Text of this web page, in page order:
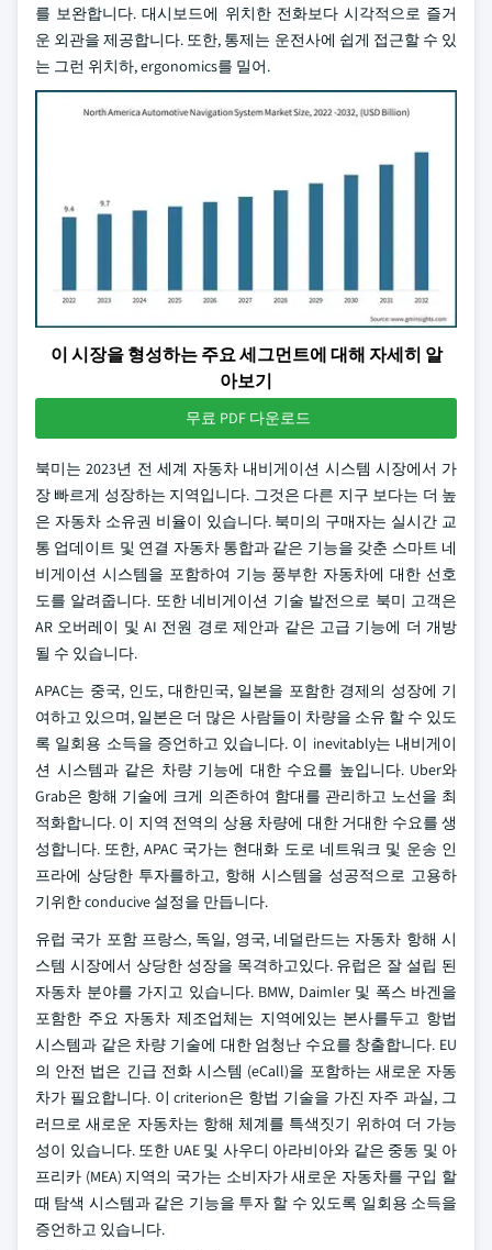
를 보완합니다. 대시보드에 위치한 전화보다 시각적으로 즐거
운 외관을 제공합니다. 또한, 통제는 운전사에 쉽게 접근할 수 있
는 그런 위치하, ergonomics를 밀어.
이 시장을 형성하는 주요 세그먼트에 대해 자세히 알
아보기
무료 PDF 다운로드
북미는 2023년 전 세계 자동차 내비게이션 시스템 시장에서 가
장 빠르게 성장하는 지역입니다. 그것은 다른 지구 보다는 더 높
은 자동차 소유권 비율이 있습니다. 북미의 구매자는 실시간 교
통 업데이트 및 연결 자동차 통합과 같은 기능을 갖춘 스마트 네
비게이션 시스템을 포함하여 기능 풍부한 자동차에 대한 선호
도를 알려줍니다. 또한 네비게이션 기술 발전으로 북미 고객은
AR 오버레이 및 AI 전원 경로 제안과 같은 고급 기능에 더 개방
될 수 있습니다.
APAC는 중국, 인도, 대한민국, 일본을 포함한 경제의 성장에 기
여하고 있으며, 일본은 더 많은 사람들이 차량을 소유 할 수 있도
록 일회용 소득을 증언하고 있습니다. 이 inevitably는 내비게이
션 시스템과 같은 차량 기능에 대한 수요를 높입니다. Uber와
Grab은 항해 기술에 크게 의존하여 함대를 관리하고 노선을 최
적화합니다. 이 지역 전역의 상용 차량에 대한 거대한 수요를 생
성합니다. 또한, APAC 국가는 현대화 도로 네트워크 및 운송 인
프라에 상당한 투자를하고, 항해 시스템을 성공적으로 고용하
기위한 conducive 설정을 만듭니다.
유럽 국가 포함 프랑스, 독일, 영국, 네덜란드는 자동차 항해 시
스템 시장에서 상당한 성장을 목격하고있다. 유럽은 잘 설립 된
자동차 분야를 가지고 있습니다. BMW, Daimler 및 폭스 바겐을
포함한 주요 자동차 제조업체는 지역에있는 본사를두고 항법
시스템과 같은 차량 기술에 대한 엄청난 수요를 창출합니다. EU
의 안전 법은 긴급 전화 시스템 (eCall)을 포함하는 새로운 자동
차가 필요합니다. 이 criterion은 항법 기술을 가진 자주 과실, 그
러므로 새로운 자동차는 항해 체계를 특색짓기 위하여 더 가능
성이 있습니다. 또한 UAE 및 사우디 아라비아와 같은 중동 및 아
프리카 (MEA) 지역의 국가는 소비자가 새로운 자동차를 구입 할
때 탐색 시스템과 같은 기능을 투자 할 수 있도록 일회용 소득을
증언하고 있습니다.